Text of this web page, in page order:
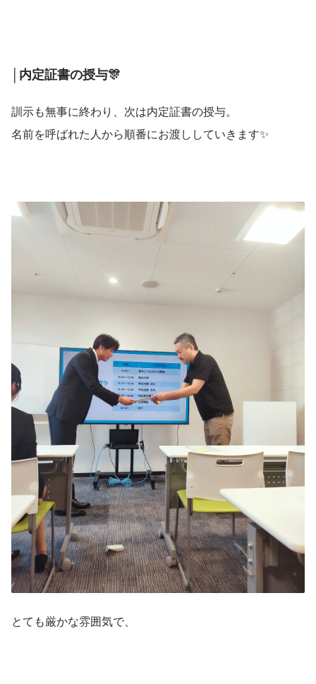
│内定証書の授与🎊
訓示も無事に終わり、次は内定証書の授与。
名前を呼ばれた人から順番にお渡ししていきます✨️
とても厳かな雰囲気で、